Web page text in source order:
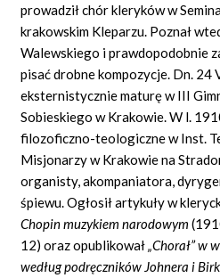
prowadził chór kleryków w
krakowskim Kleparzu. Poznał
Walewskiego i prawdopodobnie
pisać drobne kompozycje. Dn. 24
eksternistycznie maturę w III
Sobieskiego w Krakowie. W l.
filozoficzno-teologiczne w Inst.
Misjonarzy w Krakowie na
organisty, akompaniatora,
śpiewu. Ogłosił artykuły w
Chopin muzykiem narodowym
12) oraz opublikował„Chorał”w
według podręczników Johnera i